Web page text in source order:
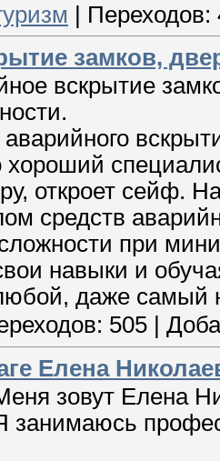
| Переходов:
замков,
вскрытие
аварийного
хороший
откроет сейф.
средств
при
навыки и
даже самый
505
Елена
зовут Елена
занимаюсь